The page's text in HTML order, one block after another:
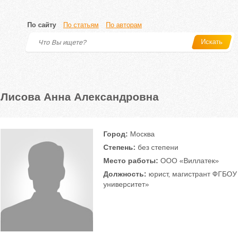
По сайту По статьям По авторам
Искать
Лисова Анна Александровна
Город: Москва
Степень: без степени
Место работы: ООО «Виллатек»
Должность: юрист, магистрант ФГБОУ
университет»